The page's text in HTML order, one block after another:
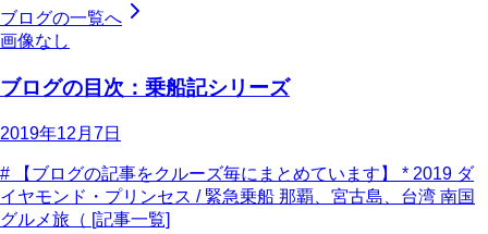
ブログの一覧へ
画像なし
ブログの目次：乗船記シリーズ
2019年12月7日
# 【ブログの記事をクルーズ毎にまとめています】 * 2019 ダ
イヤモンド・プリンセス / 緊急乗船 那覇、宮古島、台湾 南国
グルメ旅（ [記事一覧]